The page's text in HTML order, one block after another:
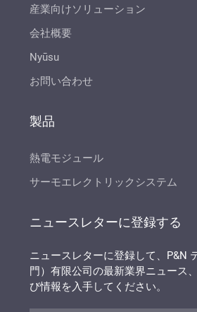
産業向けソリューション
会社概要
Nyūsu
お問い合わせ
製品
熱電モジュール
サーモエレクトリックシステム
ニュースレターに登録する
ニュースレターに登録して、P&N
門）有限公司の最新業界ニュース
び情報を入手してください。